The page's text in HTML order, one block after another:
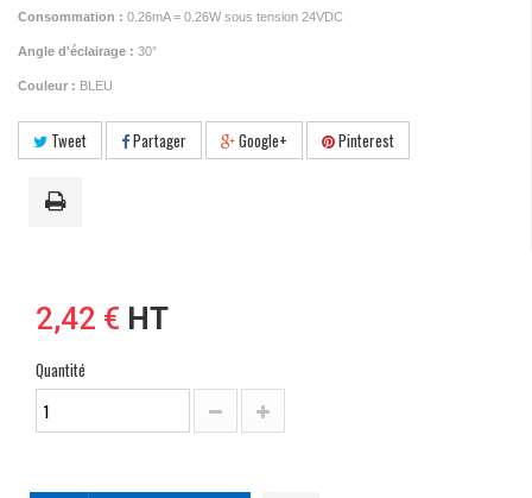
Consommation : 0.26mA = 0.26W sous tension 24VDC
Angle d'éclairage : 30°
Couleur : BLEU
Tweet Partager Google+ Pinterest
2,42 € HT
Quantité